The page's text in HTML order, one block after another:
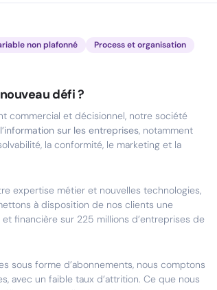
non plafonné Process et organisation
défi ?
commercial et décisionnel, notre société
sur les entreprises, notamment
la conformité, le marketing et la
expertise métier et nouvelles technologies,
à disposition de nos clients une
financière sur 225 millions d’entreprises de
sous forme d’abonnements, nous comptons
avec un faible taux d’attrition. Ce que nous